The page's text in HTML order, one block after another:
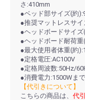
さ:410mm
●ベッド部サイズ(約
●推奨マットレスサ
●ヘッドボードサイ
●ヘッドボード耐荷
●最大使用者体重(約
●定格電圧:AC100V
●定格周波数:50Hz/
●消費電力:1500Wまで
【代引きについて】
こちらの商品は、 代